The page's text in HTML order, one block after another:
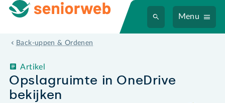
Menu
Back-uppen & Ordenen
Opslagruimte in OneDrive
bekijken
Artikel